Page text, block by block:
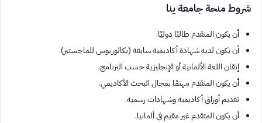
شروط منحة جامعة ينا
أن يكون المتقدم طالبًا دوليًا.
أن يكون لديه شهادة أكاديمية سابقة (بكالوريوس للماجستير).
إتقان اللغة الألمانية أو الإنجليزية حسب البرنامج.
أن يكون المتقدم مهتمًا بمجال البحث الأكاديمي.
تقديم أوراق أكاديمية وشهادات رسمية.
أن يكون المتقدم غير مقيم في ألمانيا.